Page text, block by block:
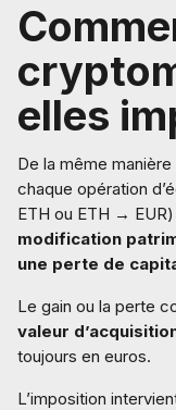
elles
De la même
chaque opération
ETH ou ETH →
modification
une perte de
Le gain ou la perte
valeur
toujours en euros.
L’imposition